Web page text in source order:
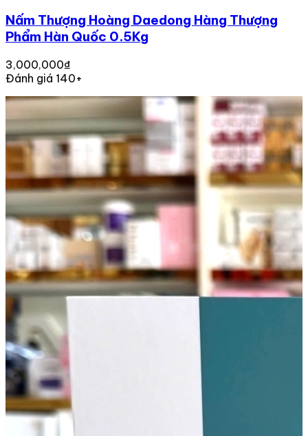
Nấm Thượng Hoàng Daedong Hàng Thượng
Phẩm Hàn Quốc 0.5Kg
3,000,000₫
Đánh giá 140+